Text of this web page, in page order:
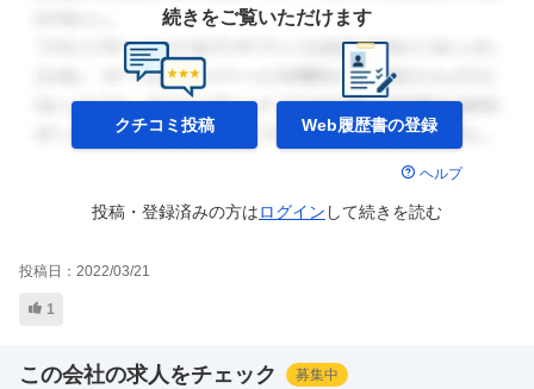
続きをご覧いただけます
クチコミ投稿 Web履歴書の登録
ヘルプ
投稿・登録済みの方はログイン して続きを読む
投稿日： 2022/03/21
1
この会社の求人をチェック 募集中